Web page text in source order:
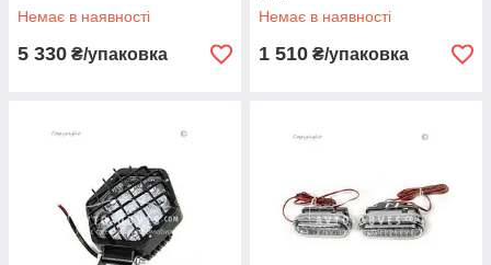
Немає в наявності
5 330 ₴/упаковка
Немає в наявності
1 510 ₴/упаковка